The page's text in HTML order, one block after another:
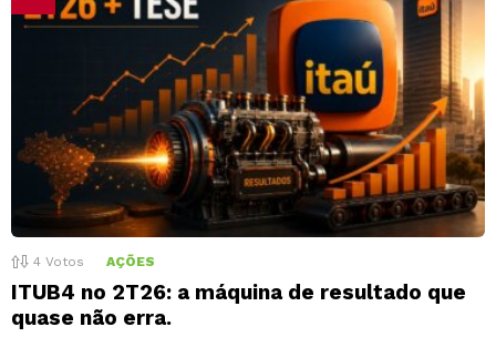
4 Votos AÇÕES
ITUB4 no 2T26: a máquina de resultado que
quase não erra.